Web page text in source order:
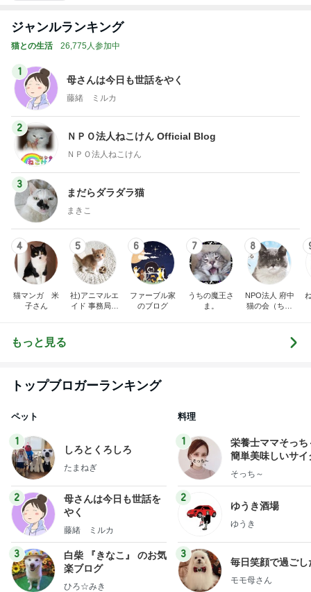
ジャンルランキング
猫との生活 26,775人参加中
1
母さんは今日も世話をやく
藤緒 ミルカ
2
ＮＰＯ法人ねこけん Official Blog
ＮＰＯ法人ねこけん
3
まだらダラダラ猫
まきこ
4
猫マンガ 米
子さん
5
社)アニマルエ
イド 事務局＆
6
ファーブル家
のブログ
7
うちの魔王さ
ま。
8
NPO法人 府中
猫の会（ちゅ
もっと見る
トップブロガーランキング
ペット
1
しろとくろしろ
たまねぎ
2
母さんは今日も世話を
やく
藤緒 ミルカ
3
白柴 『きなこ』 のお気
楽ブログ
ひろ☆みき
料理
1
栄養士ママそっち
簡単美味しいサイ
献立
そっち～
2
ゆうき酒場
ゆうき
3
毎日笑顔で過ごし
モモ母さん